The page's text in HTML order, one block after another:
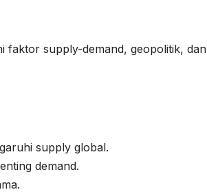
faktor supply-demand, geopolitik, dan
supply global.
demand.